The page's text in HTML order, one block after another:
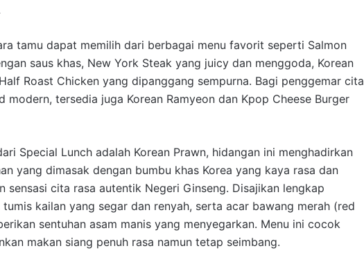
tamu dapat memilih dari berbagai menu favorit seperti Salmon
saus khas, New York Steak yang juicy dan menggoda, Korean
Roast Chicken yang dipanggang sempurna. Bagi penggemar cita
modern, tersedia juga Korean Ramyeon dan Kpop Cheese Burger
Special Lunch adalah Korean Prawn, hidangan ini menghadirkan
yang dimasak dengan bumbu khas Korea yang kaya rasa dan
sensasi cita rasa autentik Negeri Ginseng. Disajikan lengkap
kailan yang segar dan renyah, serta acar bawang merah (red
sentuhan asam manis yang menyegarkan. Menu ini cocok
makan siang penuh rasa namun tetap seimbang.